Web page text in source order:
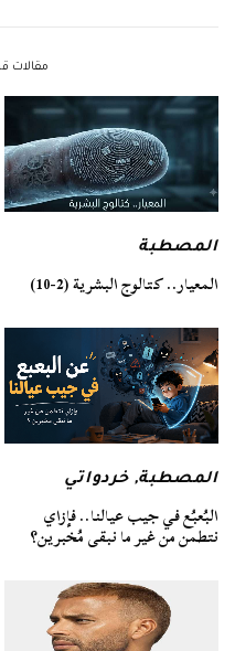
مقالات
المصطبة
المعيار.. كتالوج البشرية (2-10)
المصطبة,خردواتي
البُعبُع في جيب عيالنا.. فإزاي
نتطمن من غير ما نبقى مُخبرين؟